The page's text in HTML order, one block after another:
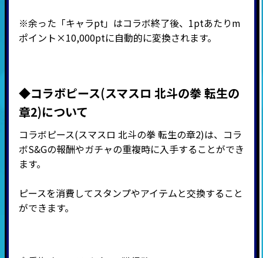
※余った「キャラpt」はコラボ終了後、1ptあたりm
ポイント×10,000ptに自動的に変換されます。
◆コラボピース(スマスロ 北斗の拳 転生の
章2)について
コラボピース(スマスロ 北斗の拳 転生の章2)は、コラ
ボS&Gの報酬やガチャの重複時に入手することができ
ます。
ピースを消費してスタンプやアイテムと交換すること
ができます。